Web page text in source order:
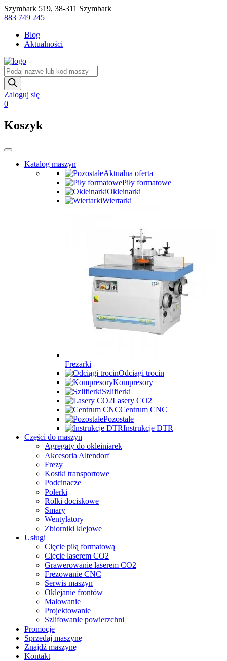
Skip
to
Szymbark 519, 38-311 Szymbark
883 749 245
Blog
Aktualności
Wyszukiwarka
produktów
Zaloguj się
0
Koszyk
Katalog maszyn
Aktualna oferta
Piły formatowe
Okleinarki
Wiertarki
Frezarki
Odciągi trocin
Kompresory
Szlifierki
Lasery CO2
Centrum CNC
Pozostałe
Instrukcje DTR
Części do maszyn
Agregaty do okleiniarek
Akcesoria Altendorf
Frezy
Kostki transportowe
Podcinacze
Polerki
Rolki dociskowe
Smary
Wentylatory
Zbiorniki klejowe
Usługi
Cięcie piłą formatową
Cięcie laserem CO2
Grawerowanie laserem CO2
Frezowanie CNC
Serwis maszyn
Oklejanie frontów
Malowanie
Projektowanie
Szlifowanie powierzchni
Promocje
Sprzedaj maszynę
Znajdź maszynę
Kontakt